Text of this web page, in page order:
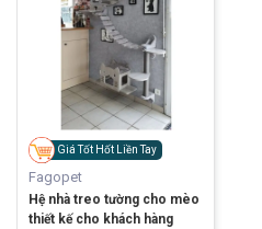
Giá Tốt Hốt Liền Tay
Fagopet
Hệ nhà treo tường cho mèo
thiết kế cho khách hàng